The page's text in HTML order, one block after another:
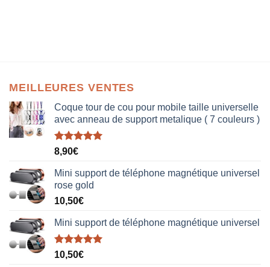
MEILLEURES VENTES
Coque tour de cou pour mobile taille universelle
avec anneau de support metalique ( 7 couleurs )
Note5.00
8,90€
Mini support de téléphone magnétique universel
rose gold
10,50€
Mini support de téléphone magnétique universel
Note5.00
10,50€